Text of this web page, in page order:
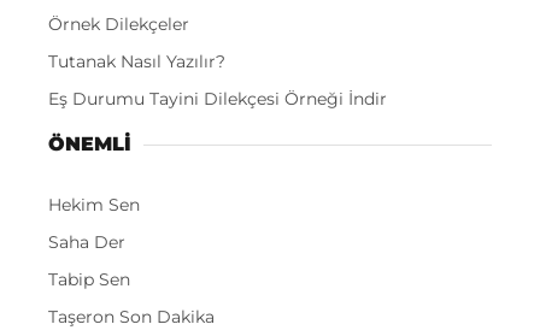
Örnek Dilekçeler
Tutanak Nasıl Yazılır?
Eş Durumu Tayini Dilekçesi Örneği İndir
ÖNEMLI
Hekim Sen
Saha Der
Tabip Sen
Taşeron Son Dakika